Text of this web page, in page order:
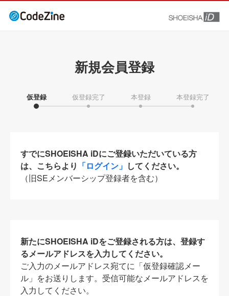
新規会員登録
仮登録 仮登録完了 本登録 本登録完了
すでにSHOEISHA iDにご登録いただいている方
は、こちらより 「ログイン」 してください。
（旧SEメンバーシップ登録者を含む）
新たにSHOEISHA iDをご登録される方は、登録す
るメールアドレスを入力してください。
ご入力のメールアドレス宛てに「仮登録確認メー
ル」をお送りします。受信可能なメールアドレスを
入力してください。